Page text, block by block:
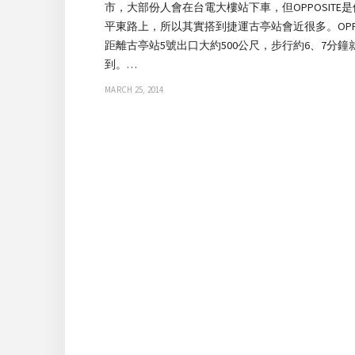
市，大部份人會在台電大樓站下車，但OPPOSITE
平東路上，所以其實搭到捷運古亭站會近很多。
距離古亭站5號出口大約500公尺，步行約6、7分鐘
到。…
MARCH 25, 2014